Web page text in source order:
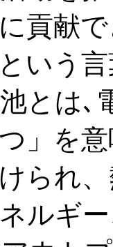
貢献
いう
とは､
」を
られ
ルギ